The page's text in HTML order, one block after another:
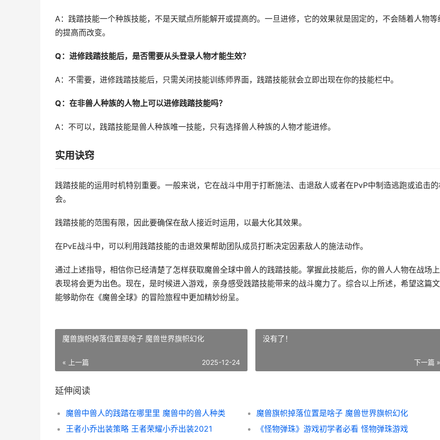
A：践踏技能一个种族技能，不是天赋点所能解开或提高的。一旦进修，它的效果就是固定的，不会随着人物等
的提高而改变。
Q：进修践踏技能后，是否需要从头登录人物才能生效？
A：不需要，进修践踏技能后，只需关闭技能训练师界面，践踏技能就会立即出现在你的技能栏中。
Q：在非兽人种族的人物上可以进修践踏技能吗？
A：不可以，践踏技能是兽人种族唯一技能，只有选择兽人种族的人物才能进修。
实用诀窍
践踏技能的运用时机特别重要。一般来说，它在战斗中用于打断施法、击退敌人或者在PvP中制造逃跑或追击
会。
践踏技能的范围有限，因此要确保在敌人接近时运用，以最大化其效果。
在PvE战斗中，可以利用践踏技能的击退效果帮助团队成员打断决定因素敌人的施法动作。
通过上述指导，相信你已经清楚了怎样获取魔兽全球中兽人的践踏技能。掌握此技能后，你的兽人人物在战场
表现将会更为出色。现在，是时候进入游戏，亲身感受践踏技能带来的战斗魔力了。综合以上所述，希望这篇
能够助你在《魔兽全球》的冒险旅程中更加精妙纷呈。
魔兽旗帜掉落位置是啥子 魔兽世界旗帜幻化
« 上一篇 2025-12-24
没有了！
下一篇 »
延伸阅读
魔兽中兽人的践踏在哪里里 魔兽中的兽人种类
魔兽旗帜掉落位置是啥子 魔兽世界旗帜幻化
王者小乔出装策略 王者荣耀小乔出装2021
《怪物弹珠》游戏初学者必看 怪物弹珠游戏